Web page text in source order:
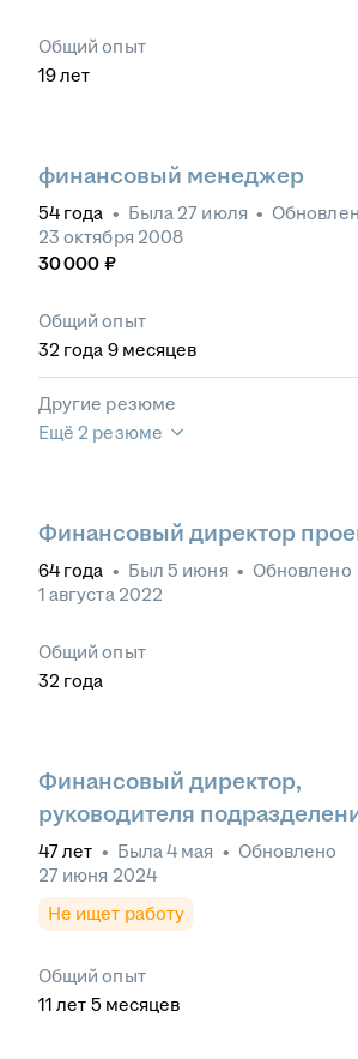
Общий опыт
19лет
финансовый менеджер
54 года • Была 27 июля •
23 октября 2008
30 000 ₽
Общий опыт
32 года 9 месяцев
Другие резюме
Ещё 2 резюме
Финансовый директор
64 года • Был 5 июня • Обновлено
1 августа 2022
Общий опыт
32 года
Финансовый директор,
руководителя
47лет • Была4 мая • Обновлено
27 июня 2024
Не ищет работу
Общий опыт
11 лет 5 месяцев